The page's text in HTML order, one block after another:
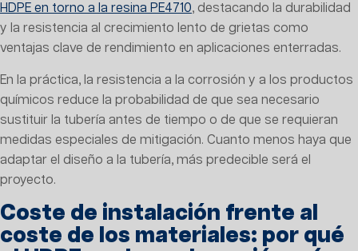
HDPE en torno a la resina PE4710, destacando la durabilidad
y la resistencia al crecimiento lento de grietas como
ventajas clave de rendimiento en aplicaciones enterradas.
En la práctica, la resistencia a la corrosión y a los productos
químicos reduce la probabilidad de que sea necesario
sustituir la tubería antes de tiempo o de que se requieran
medidas especiales de mitigación. Cuanto menos haya que
adaptar el diseño a la tubería, más predecible será el
proyecto.
Coste de instalación frente al
coste de los materiales: por qué